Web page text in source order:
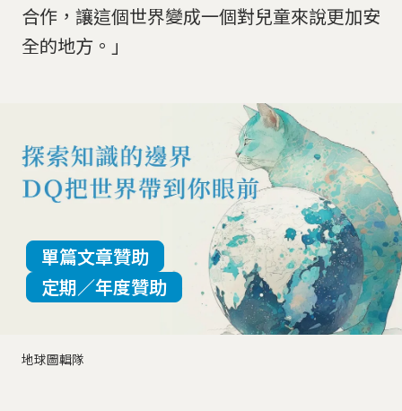
合作，讓這個世界變成一個對兒童來說更加安
全的地方。」
地球圖輯隊
單篇文章贊助
定期／年度贊助